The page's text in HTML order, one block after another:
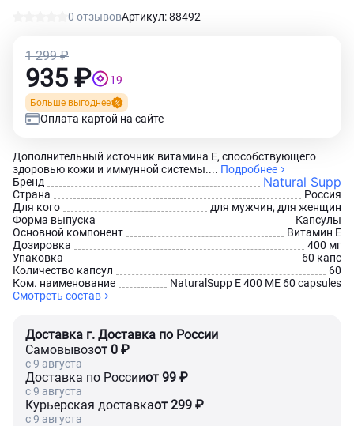
0 отзывовАртикул: 88492
Дополнительный источник витамина Е, способствующего
здоровью кожи и иммунной системы.... Подробнее
Бренд
Natural Supp
Страна
Россия
Для кого
для мужчин, для женщин
Форма выпуска
Капсулы
Основной компонент
Витамин Е
Дозировка
400 мг
Упаковка
60 капс
Количество капсул
60
Ком. наименование
NaturalSupp E 400 ME 60 capsules
Смотреть состав
1 299 ₽
935 ₽ 19
Больше выгоднее
Оплата картой на сайте
Доставка г. Доставка по России
Самовывозот 0 ₽
c 9 августа
Доставка по Россииот 99 ₽
c 9 августа
Курьерская доставкаот 299 ₽
c 9 августа